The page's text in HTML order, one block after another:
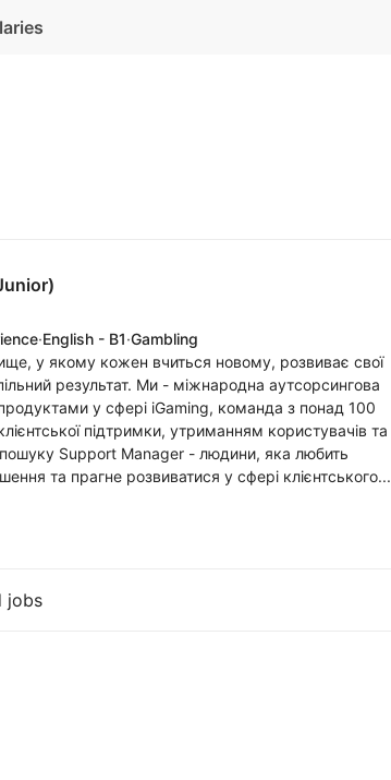
·English - B1·Gambling
у якому кожен вчиться новому, розвиває свої
результат. Ми - міжнародна аутсорсингова
у сфері iGaming, команда з понад 100
підтримки, утриманням користувачів та
Support Manager - людини, яка любить
та прагне розвиватися у сфері клієнтського...
jobs